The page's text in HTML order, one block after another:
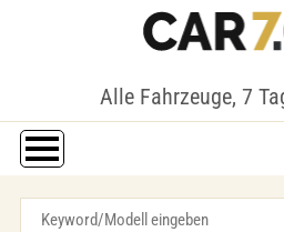
Alle Fahrzeuge, 7